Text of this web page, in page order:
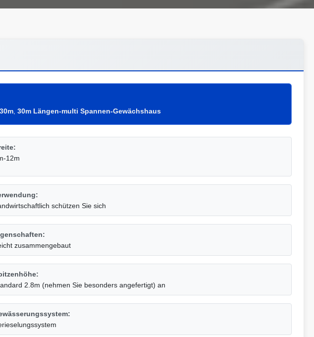
30m Längen-multi Spannen-Gewächshaus
12m
schützen Sie sich
zusammengebaut
2.8m (nehmen Sie besonders angefertigt) an